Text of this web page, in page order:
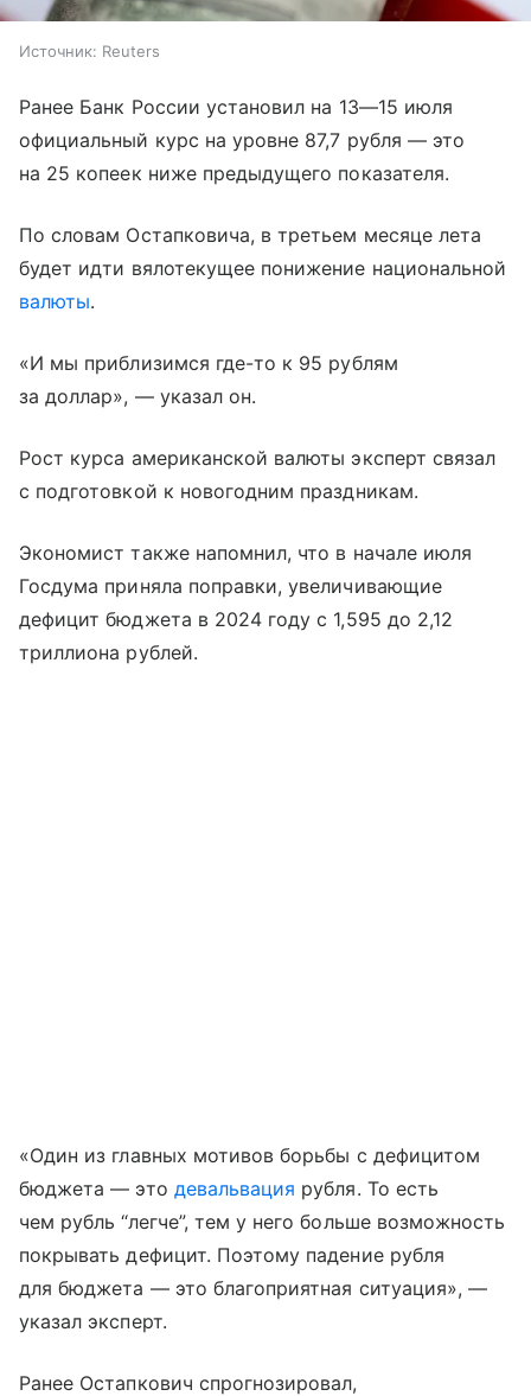
Источник: Reuters
Ранее Банк России установил на 13—15 июля
официальный курс на уровне 87,7 рубля — это
на 25 копеек ниже предыдущего показателя.
По словам Остапковича, в третьем месяце лета
будет идти вялотекущее понижение национальной
валюты.
«И мы приблизимся где-то к 95 рублям
за доллар», — указал он.
Рост курса американской валюты эксперт связал
с подготовкой к новогодним праздникам.
Экономист также напомнил, что в начале июля
Госдума приняла поправки, увеличивающие
дефицит бюджета в 2024 году с 1,595 до 2,12
триллиона рублей.
«Один из главных мотивов борьбы с дефицитом
бюджета — это девальвация рубля. То есть
чем рубль “легче”, тем у него больше возможность
покрывать дефицит. Поэтому падение рубля
для бюджета — это благоприятная ситуация», —
указал эксперт.
Ранее Остапкович спрогнозировал,